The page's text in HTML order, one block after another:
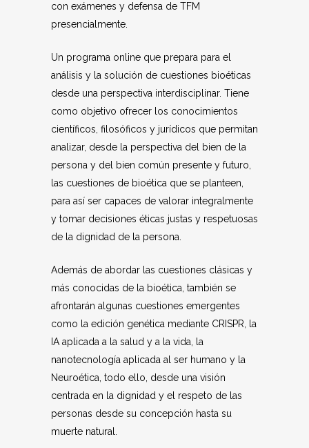
con exámenes y defensa de TFM
presencialmente.
Un programa online que prepara para el
análisis y la solución de cuestiones bioéticas
desde una perspectiva interdisciplinar. Tiene
como objetivo ofrecer los conocimientos
científicos, filosóficos y jurídicos que permitan
analizar, desde la perspectiva del bien de la
persona y del bien común presente y futuro,
las cuestiones de bioética que se planteen,
para así ser capaces de valorar integralmente
y tomar decisiones éticas justas y respetuosas
de la dignidad de la persona.
Además de abordar las cuestiones clásicas y
más conocidas de la bioética, también se
afrontarán algunas cuestiones emergentes
como la edición genética mediante CRISPR, la
IA aplicada a la salud y a la vida, la
nanotecnología aplicada al ser humano y la
Neuroética, todo ello, desde una visión
centrada en la dignidad y el respeto de las
personas desde su concepción hasta su
muerte natural.